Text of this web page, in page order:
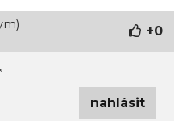
+0
nahlásit